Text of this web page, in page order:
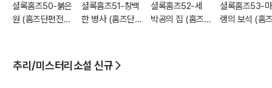
셜록홈즈50-붉은
원 (홈즈단편전집
셜록홈즈51-창백
한 병사 (홈즈단편
셜록홈즈52-세
박공의 집 (홈즈단
셜록홈즈53-
랭의 보석 (홈
추리/미스터리소설 신규